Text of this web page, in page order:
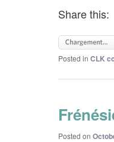
Share this:
Posted in CLK
Posted on